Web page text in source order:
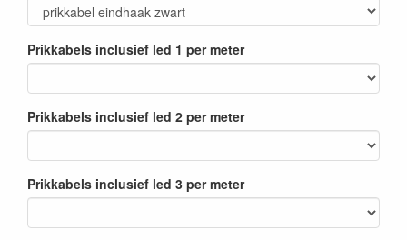
Prikkabels inclusief led 1 per meter
Prikkabels inclusief led 2 per meter
Prikkabels inclusief led 3 per meter